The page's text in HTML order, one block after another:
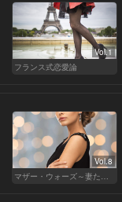
Vol.1
フランス式恋愛論
Vol.8
マザー・ウォーズ～妻たちの階級闘争～